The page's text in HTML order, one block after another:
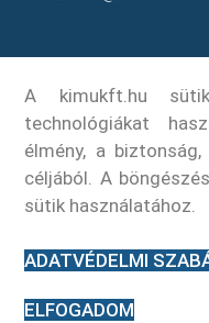
A kimukft.hu
technológiákat
élmény, a
céljából. A
sütik használatához.
ADATVÉDELMI
ELFOGADOM